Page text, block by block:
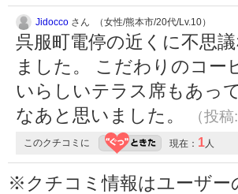
Jidocco さん （女性/熊本市/20代/Lv.10）
呉服町電停の近くに不思
ました。 こだわりのコ
いらしいテラス席もあっ
なあと思いました。
（投
このクチコミに 現在： 1 人
※クチコミ情報はユーザー